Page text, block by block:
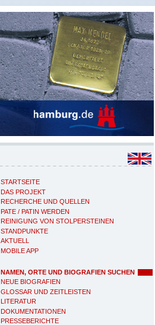
STARTSEITE
DAS PROJEKT
RECHERCHE UND QUELLEN
PATE / PATIN WERDEN
REINIGUNG VON STOLPERSTEINEN
STANDPUNKTE
AKTUELL
MOBILE APP
NAMEN, ORTE UND BIOGRAFIEN SUCHEN
NEUE BIOGRAFIEN
GLOSSAR UND ZEITLEISTEN
LITERATUR
DOKUMENTATIONEN
PRESSEBERICHTE